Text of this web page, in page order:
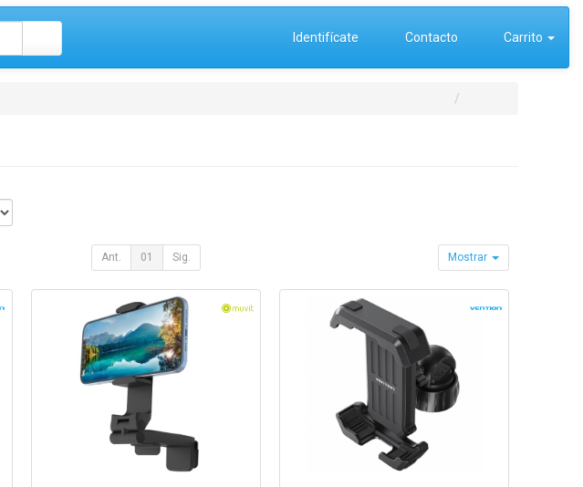
Identifícate Contacto Carrito
Ant. 01 Sig. Mostrar